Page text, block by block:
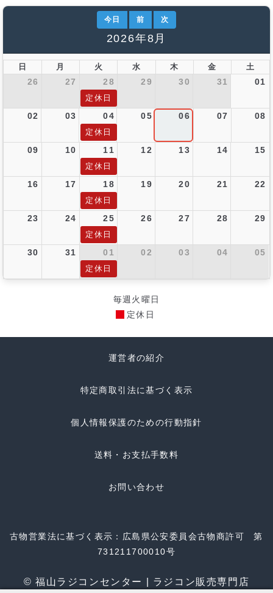
今日 前 次
2026年8月
日 月 火 水 木 金 土
26 27 28 29 30 31 01
定休日
02 03 04 05 06 07 08
定休日
09 10 11 12 13 14 15
定休日
16 17 18 19 20 21 22
定休日
23 24 25 26 27 28 29
定休日
30 31 01 02 03 04 05
定休日
毎週火曜日
定休日
運営者の紹介
特定商取引法に基づく表示
個人情報保護のための行動指針
送料・お支払手数料
お問い合わせ
古物営業法に基づく表示：広島県公安委員会古物商許可 第
731211700010号
© 福山ラジコンセンター | ラジコン販売専門店